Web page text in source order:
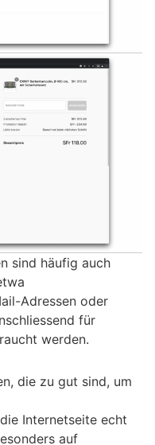
sind häufig auch
Adressen oder
für
werden.
die zu gut sind, um
Internetseite echt
auf